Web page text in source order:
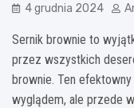
4 grudnia 2024
Sernik brownie to
przez wszystkich
brownie. Ten
wyglądem, ale przede